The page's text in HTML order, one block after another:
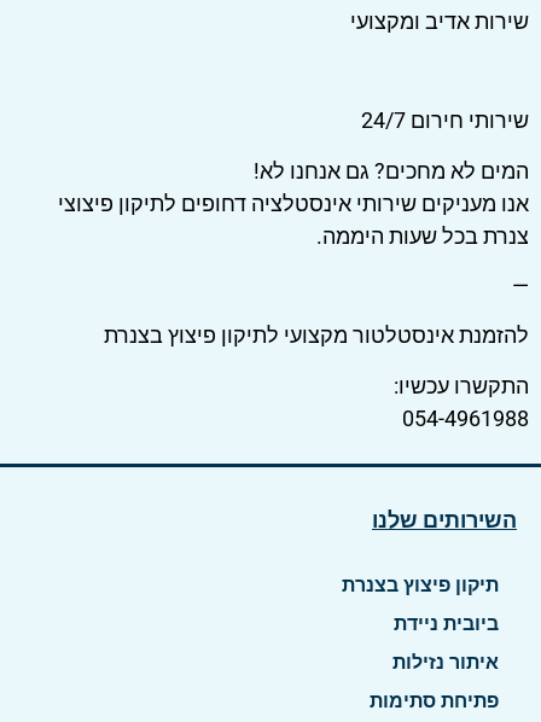
שירות אדיב ומקצועי
שירותי חירום 24/7
המים לא מחכים? גם אנחנו לא!
אנו מעניקים שירותי אינסטלציה דחופים לתיקון פיצוצי
צנרת בכל שעות היממה.
—
להזמנת אינסטלטור מקצועי לתיקון פיצוץ בצנרת
התקשרו עכשיו:
054-4961988
השירותים שלנו
תיקון פיצוץ בצנרת
ביובית ניידת
איתור נזילות
פתיחת סתימות